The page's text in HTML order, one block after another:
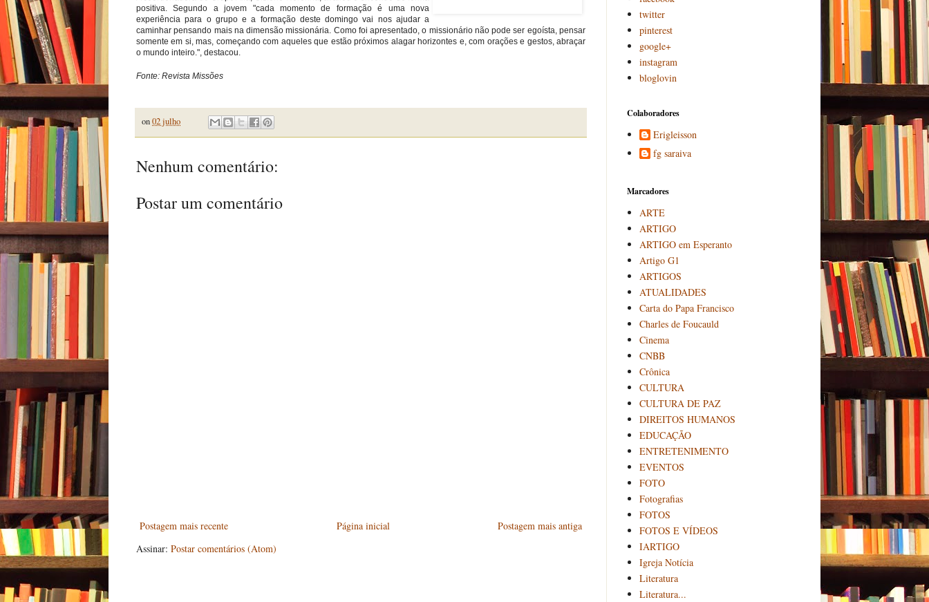
positiva. Segundo a jovem "cada momento de formação é uma nova
experiência para o grupo e a formação deste domingo vai nos ajudar a
caminhar pensando mais na dimensão missionária. Como foi apresentado, o missionário não pode ser egoísta, pensar
somente em si, mas, começando com aqueles que estão próximos alagar horizontes e, com orações e gestos, abraçar
o mundo inteiro.", destacou.
Fonte: Revista Missões
on02 julho
Nenhum comentário:
Postar um comentário
Postagem mais recente Postagem mais antiga
Página inicial
Assinar: Postar comentários (Atom)
twitter
pinterest
google+
instagram
bloglovin
Colaboradores
Erigleisson
fg saraiva
Marcadores
ARTE
ARTIGO
ARTIGO em Esperanto
Artigo G1
ARTIGOS
ATUALIDADES
Carta do Papa Francisco
Charles de Foucauld
Cinema
CNBB
Crônica
CULTURA
CULTURA DE PAZ
DIREITOS HUMANOS
EDUCAÇÃO
ENTRETENIMENTO
EVENTOS
FOTO
Fotografias
FOTOS
FOTOS E VÍDEOS
IARTIGO
Igreja Notícia
Literatura
Literatura...